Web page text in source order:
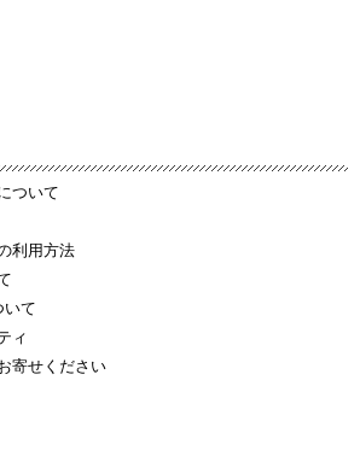
ついて
利用方法
て
ィ
寄せください